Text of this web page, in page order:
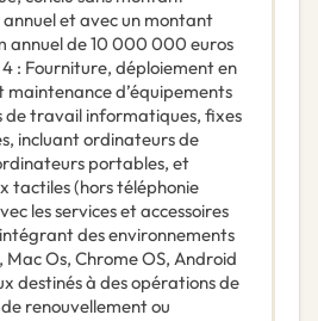
et avec un montant
annuel de 10 000 000 euros
4 : Fourniture, déploiement en
maintenance d’équipements
de travail informatiques, fixes
incluant ordinateurs de
portables, et
tactiles (hors téléphonie
les services et accessoires
des environnements
Mac Os, Chrome OS, Android
destinés à des opérations de
renouvellement ou